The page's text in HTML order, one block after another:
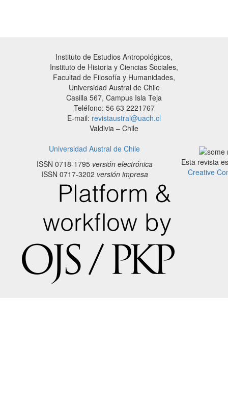
Instituto de Estudios Antropológicos,
Instituto de Historia y Ciencias Sociales,
Facultad de Filosofía y Humanidades,
Universidad Austral de Chile
Casilla 567, Campus Isla Teja
Teléfono: 56 63 2221767
E-mail: revistaustral@uach.cl
Valdivia – Chile
Universidad Austral de Chile
ISSN 0718-1795versión electrónica
ISSN 0717-3202 versión impresa
Esta revista
Creative